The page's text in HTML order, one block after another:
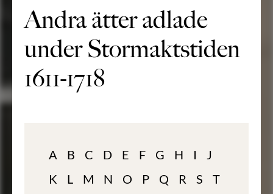
Andra ätter adlade
under Stormaktstiden
1611-1718
A B C D E F G H I
J
K
L M N O P Q R S
T